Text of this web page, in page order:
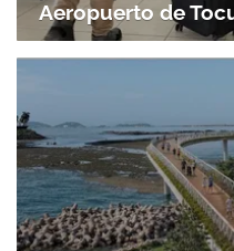
Aeropuerto de